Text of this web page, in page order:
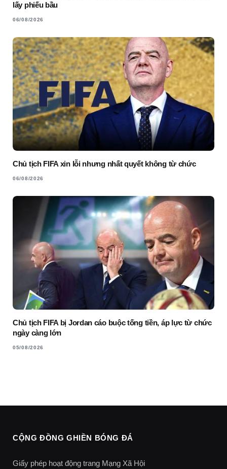
lấy phiếu bầu
06/08/2026
Chủ tịch FIFA xin lỗi nhưng nhất quyết không từ chức
06/08/2026
Chủ tịch FIFA bị Jordan cáo buộc tống tiền, áp lực từ chức
ngày càng lớn
05/08/2026
CỘNG ĐỒNG GHIỀN BÓNG ĐÁ
Giấy phép hoạt động trang Mạng Xã Hội